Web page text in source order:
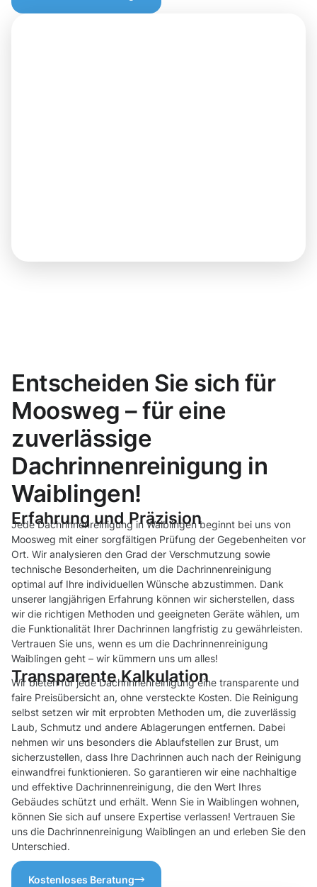
Entscheiden Sie sich für
Moosweg – für eine
zuverlässige
Dachrinnenreinigung in
Waiblingen!
Erfahrung und Präzision
Jede Dachrinnenreinigung in Waiblingen beginnt bei uns von
Moosweg mit einer sorgfältigen Prüfung der Gegebenheiten vor
Ort. Wir analysieren den Grad der Verschmutzung sowie
technische Besonderheiten, um die Dachrinnenreinigung
optimal auf Ihre individuellen Wünsche abzustimmen. Dank
unserer langjährigen Erfahrung können wir sicherstellen, dass
wir die richtigen Methoden und geeigneten Geräte wählen, um
die Funktionalität Ihrer Dachrinnen langfristig zu gewährleisten.
Vertrauen Sie uns, wenn es um die Dachrinnenreinigung
Waiblingen geht – wir kümmern uns um alles!
Transparente Kalkulation
Wir bieten für jede Dachrinnenreinigung eine transparente und
faire Preisübersicht an, ohne versteckte Kosten. Die Reinigung
selbst setzen wir mit erprobten Methoden um, die zuverlässig
Laub, Schmutz und andere Ablagerungen entfernen. Dabei
nehmen wir uns besonders die Ablaufstellen zur Brust, um
sicherzustellen, dass Ihre Dachrinnen auch nach der Reinigung
einwandfrei funktionieren. So garantieren wir eine nachhaltige
und effektive Dachrinnenreinigung, die den Wert Ihres
Gebäudes schützt und erhält. Wenn Sie in Waiblingen wohnen,
können Sie sich auf unsere Expertise verlassen! Vertrauen Sie
uns die Dachrinnenreinigung Waiblingen an und erleben Sie den
Unterschied.
Kostenloses Beratung